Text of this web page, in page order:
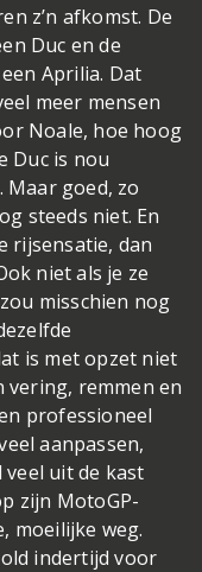
z’n afkomst. De
Duc en de
Aprilia. Dat
meer mensen
Noale, hoe hoog
Duc is nou
Maar goed, zo
steeds niet. En
rijsensatie, dan
niet als je ze
misschien nog
is met opzet niet
vering, remmen en
professioneel
aanpassen,
uit de kast
zijn MotoGP-
moeilijke weg.
indertijd voor